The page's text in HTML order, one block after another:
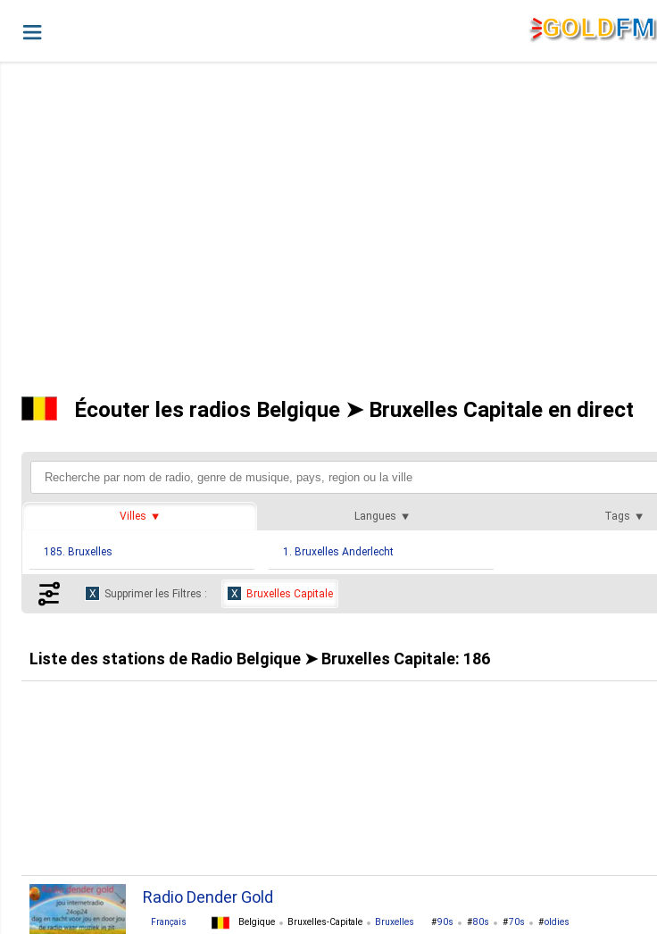
GOLDFM
Écouter les radios Belgique ➤ Bruxelles Capitale en direct
Villes Langues Tags
185. Bruxelles 1. Bruxelles Anderlecht
Supprimer les Filtres : Bruxelles Capitale
Liste des stations de Radio Belgique ➤ Bruxelles Capitale: 186
Radio Dender Gold
Français Belgique Bruxelles-Capitale Bruxelles 90s 80s 70s oldies